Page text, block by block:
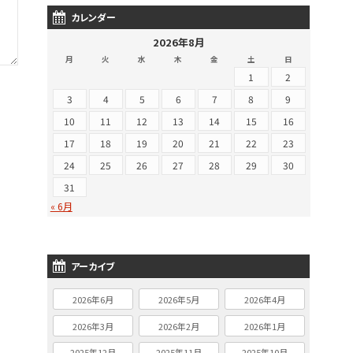
カレンダー
2026年8月
月 火 水 木 金 土 日
1
2
3
4 5 6 7 8
9
10
11 12 13 14 15
16
17
18 19 20 21 22
23
24
25 26 27 28 29
30
31
« 6月
アーカイブ
2026年6月 2026年5月 2026年4月
2026年3月 2026年2月 2026年1月